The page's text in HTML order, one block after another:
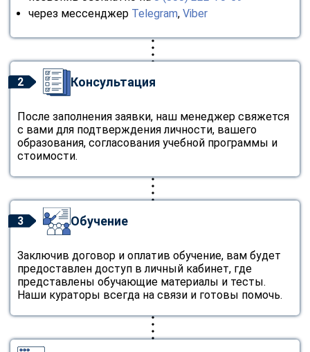
через мессенджер Telegram, Viber
2 Консультация
После заполнения заявки, наш менеджер свяжется
с вами для подтверждения личности, вашего
образования, согласования учебной программы и
стоимости.
3 Обучение
Заключив договор и оплатив обучение, вам будет
предоставлен доступ в личный кабинет, где
представлены обучающие материалы и тесты.
Наши кураторы всегда на связи и готовы помочь.